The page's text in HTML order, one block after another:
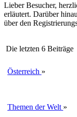
Lieber Besucher,
erläutert. Darüber
über den
Die letzten 6 Beiträge
Österreich »
Themen der Welt »